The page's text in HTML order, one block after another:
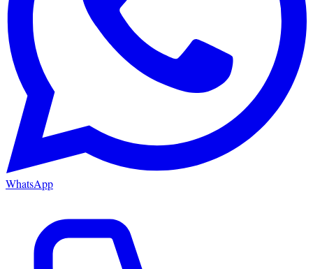
WhatsApp